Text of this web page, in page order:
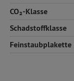
CO₂-Klasse
Schadstoffklasse
Feinstaubplakette